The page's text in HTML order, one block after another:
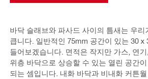
바닥 슬래브와 파사드 사이의 틈새는 우
큽니다. 일반적인 75mm 공간이 있는 30 x
들어보겠습니다. 면적은 작지만 가스, 연
위층 바닥으로 상승할 수 있는 열린 공간
되는 셈입니다. 내화 바닥과 비내화 커튼